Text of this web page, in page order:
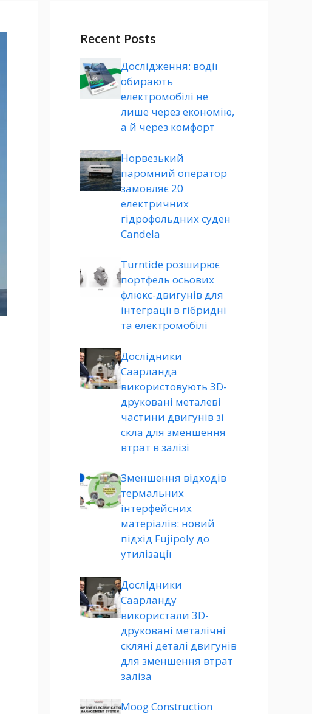
Recent Posts
Дослідження: водії
обирають
електромобілі не
лише через економію,
а й через комфорт
Норвезький
паромний оператор
замовляє 20
електричних
гідрофольдних суден
Candela
Turntide розширює
портфель осьових
флюкс-двигунів для
інтеграції в гібридні
та електромобілі
Дослідники
Саарланда
використовують 3D-
друковані металеві
частини двигунів зі
скла для зменшення
втрат в залізі
Зменшення відходів
термальних
інтерфейсних
матеріалів: новий
підхід Fujipoly до
утилізації
Дослідники
Саарланду
використали 3D-
друковані металічні
скляні деталі двигунів
для зменшення втрат
заліза
Moog Construction